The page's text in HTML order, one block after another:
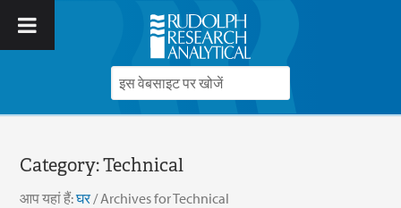
Category:Technical
आप यहां हैं:घर/Archives for Technical